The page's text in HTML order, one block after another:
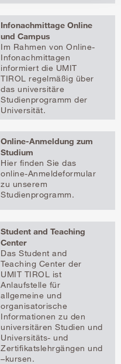
Infonachmittage Online
und Campus
Im Rahmen von Online-
Infonachmittagen
informiert die UMIT
TIROL regelmäßig über
das universitäre
Studienprogramm der
Universität.
Online-Anmeldung zum
Studium
Hier finden Sie das
online-Anmeldeformular
zu unserem
Studienprogramm.
Student and Teaching
Center
Das Student and
Teaching Center der
UMIT TIROL ist
Anlaufstelle für
allgemeine und
organisatorische
Informationen zu den
universitären Studien und
Universitäts- und
Zertifikatslehrgängen und
–kursen.